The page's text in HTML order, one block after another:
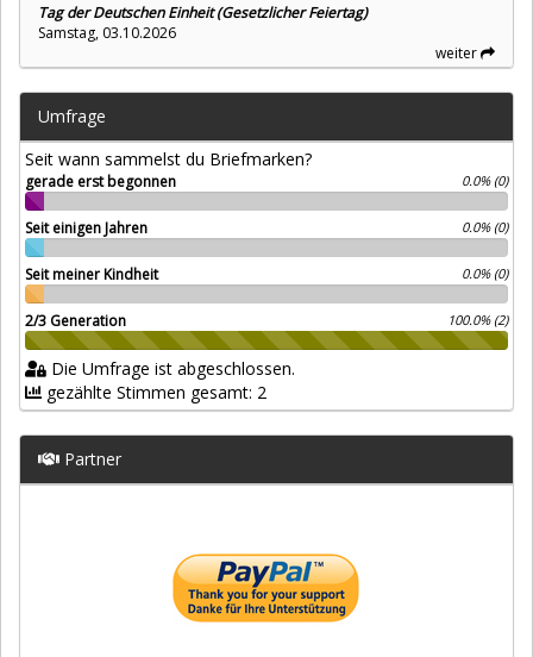
Tag der Deutschen Einheit (Gesetzlicher Feiertag)
Samstag, 03.10.2026
weiter
Umfrage
Seit wann sammelst du Briefmarken?
gerade erst begonnen 0.0% (0)
Seit einigen Jahren 0.0% (0)
Seit meiner Kindheit 0.0% (0)
2/3 Generation 100.0% (2)
Die Umfrage ist abgeschlossen.
gezählte Stimmen gesamt: 2
Partner